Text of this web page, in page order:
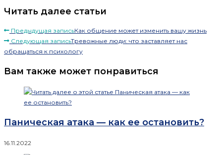
Читать далее статьи
Предыдущая записьКак общение может изменить вашу жизнь
Следующая записьТревожные люди: что заставляет нас
обращаться к психологу
Вам также может понравиться
Паническая атака — как ее остановить?
16.11.2022